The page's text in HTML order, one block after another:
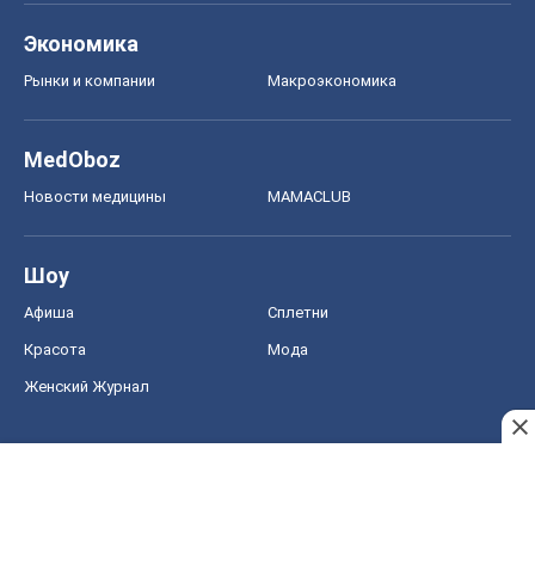
Экономика
Рынки и компании Mакроэкономика
MedOboz
Новости медицины MAMACLUB
Шоу
Афиша Сплетни
Красота Мода
Женский Журнал